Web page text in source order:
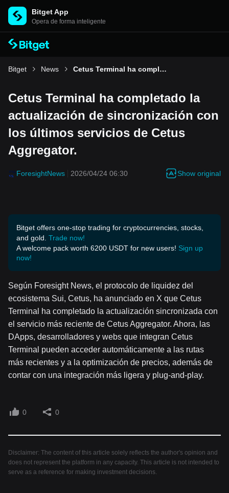
Bitget App
Opera de forma inteligente
Bitget News Cetus Terminal ha completado la actualización de sincronización con los últimos servicios de Cetus Aggregator.
Cetus Terminal ha completado la
actualización de sincronización con
los últimos servicios de Cetus
Aggregator.
ForesightNews 2026/04/24 06:30 Show original
Bitget offers one-stop trading for cryptocurrencies, stocks,
and gold. Trade now!
A welcome pack worth 6200 USDT for new users! Sign up
now!
Según Foresight News, el protocolo de liquidez del
ecosistema Sui, Cetus, ha anunciado en X que Cetus
Terminal ha completado la actualización sincronizada con
el servicio más reciente de Cetus Aggregator. Ahora, las
DApps, desarrolladores y webs que integran Cetus
Terminal pueden acceder automáticamente a las rutas
más recientes y a la optimización de precios, además de
contar con una integración más ligera y plug-and-play.
0 0
Disclaimer: The content of this article solely reflects the author's opinion and
does not represent the platform in any capacity. This article is not intended to
serve as a reference for making investment decisions.